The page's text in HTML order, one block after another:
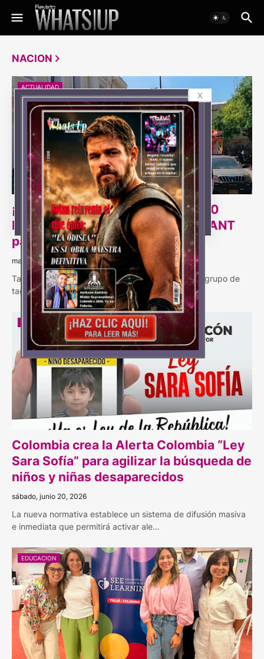
NACION
ACTUALIDAD
¡Taganga se levanta! Más de 7.000
habitantes irán a plantón ante la ANT
para defender sus tierras
martes, julio 21, 2026
Taganga clama justicia Esta semana, un pequeño grupo de
tagangueros, en representación de más de…
Colombia crea la Alerta Colombia “Ley
Sara Sofía” para agilizar la búsqueda de
niños y niñas desaparecidos
sábado, junio 20, 2026
La nueva normativa establece un sistema de difusión masiva
e inmediata que permitirá activar ale…
EDUCACION
x